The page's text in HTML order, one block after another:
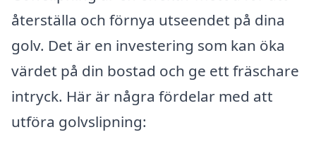
återställa och förnya utseendet på dina
golv. Det är en investering som kan öka
värdet på din bostad och ge ett fräschare
intryck. Här är några fördelar med att
utföra golvslipning: